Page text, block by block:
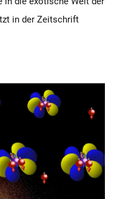
in der Zeitschrift